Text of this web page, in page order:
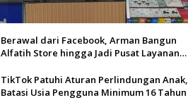
Berawal dari Facebook, Arman Bangun
Alfatih Store hingga Jadi Pusat Layanan
TikTok Patuhi Aturan Perlindungan Anak,
Batasi Usia Pengguna Minimum 16 Tahun